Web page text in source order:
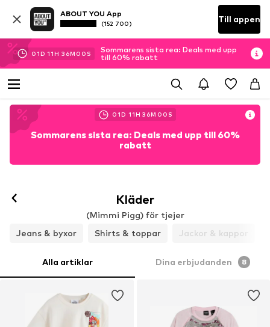
ABOUT YOU App
(152 700) Till appen
01D 11H 35M 59S
Sommarens sista rea: Deals med upp
till 60% rabatt
01D 11H 35M 59S
Sommarens sista rea: Deals med upp till 60%
rabatt
Kläder
(Mimmi Pigg) för tjejer
Jeans & byxor
Shirts & toppar Jackor & kappor
Alla artiklar Dina erbjudanden 8